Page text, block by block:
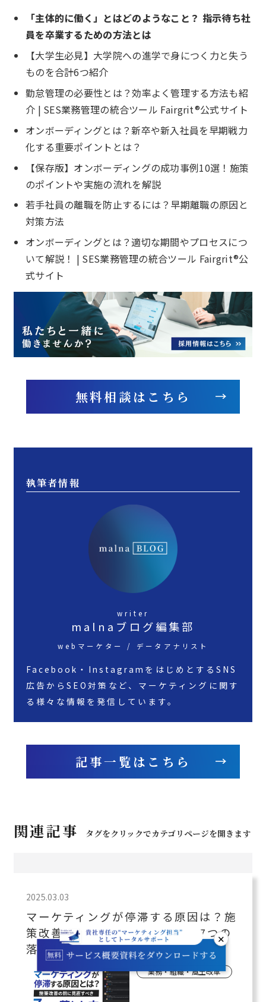
「主体的に働く」とはどのようなこと？ 指示待ち社
員を卒業するための方法とは
【大学生必見】大学院への進学で身につく力と失う
ものを合計6つ紹介
勤怠管理の必要性とは？効率よく管理する方法も紹
介 | SES業務管理の統合ツール Fairgrit®公式サイト
オンボーディングとは？新卒や新入社員を早期戦力
化する重要ポイントとは？
【保存版】オンボーディングの成功事例10選！施策
のポイントや実施の流れを解説
若手社員の離職を防止するには？早期離職の原因と
対策方法
オンボーディングとは？適切な期間やプロセスにつ
いて解説！ | SES業務管理の統合ツール Fairgrit®公
式サイト
無料相談はこちら
執筆者情報
writer
malnaブログ編集部
webマーケター / データアナリスト
Facebook・InstagramをはじめとするSNS
広告からSEO対策など、マーケティングに関す
る様々な情報を発信しています。
記事一覧はこちら
関連記事 タグをクリックでカテゴリページを開きます
2025.03.03
マーケティングが停滞する原因は？施
策改善の前に見直すべき組織の7つの
落とし穴
業務・組織・風土改革
✕